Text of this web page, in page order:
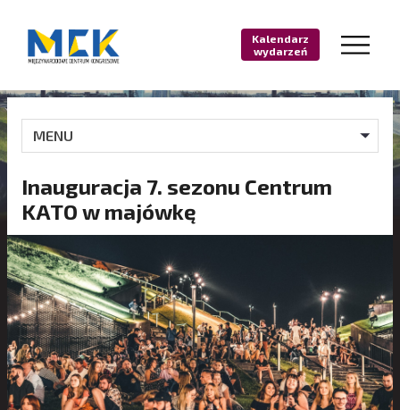
Kalendarz
wydarzeń
MENU
Inauguracja 7. sezonu Centrum
KATO w majówkę